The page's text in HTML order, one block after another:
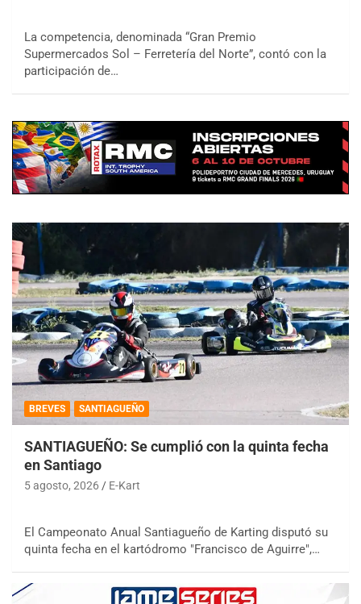
La competencia, denominada “Gran Premio
Supermercados Sol – Ferretería del Norte”, contó con la
participación de…
BREVES SANTIAGUEÑO
SANTIAGUEÑO: Se cumplió con la quinta fecha
en Santiago
5 agosto, 2026 E-Kart
El Campeonato Anual Santiagueño de Karting disputó su
quinta fecha en el kartódromo "Francisco de Aguirre",…